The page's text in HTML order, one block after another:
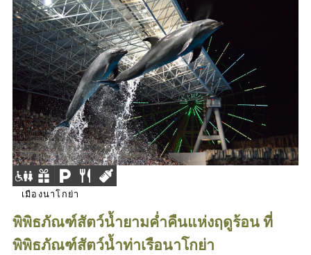
เมืองนาโกย่า
พิพิธภัณฑ์สัตว์น้ำยามค่ำคืนแห่งฤดูร้อน ที่
พิพิธภัณฑ์สัตว์น้ำท่าเรือนาโกย่า